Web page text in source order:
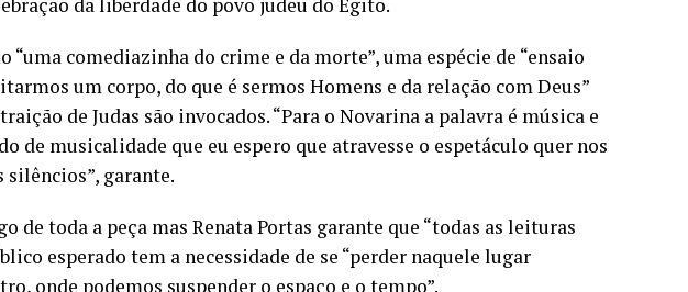
“uma comediazinha do crime e da morte”, uma espécie de “ensaio
um corpo, do que é sermos Homens e da relação com Deus”
de Judas são invocados. “Para o Novarina a palavra é música e
de musicalidade que eu espero que atravesse o espetáculo quer nos
silêncios”, garante.
de toda a peça mas Renata Portas garante que “todas as leituras
esperado tem a necessidade de se “perder naquele lugar
onde podemos suspender o espaço e o tempo”.